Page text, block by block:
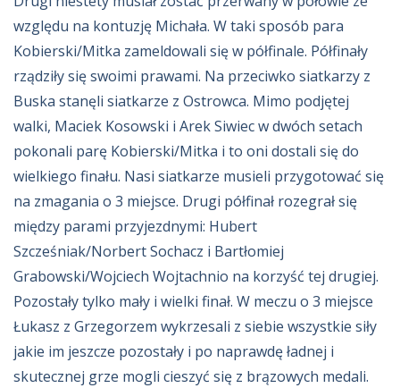
względu na kontuzję Michała. W taki sposób para
Kobierski/Mitka zameldowali się w półfinale. Półfinały
rządziły się swoimi prawami. Na przeciwko siatkarzy z
Buska stanęli siatkarze z Ostrowca. Mimo podjętej
walki, Maciek Kosowski i Arek Siwiec w dwóch setach
pokonali parę Kobierski/Mitka i to oni dostali się do
wielkiego finału. Nasi siatkarze musieli przygotować się
na zmagania o 3 miejsce. Drugi półfinał rozegrał się
między parami przyjezdnymi: Hubert
Szcześniak/Norbert Sochacz i Bartłomiej
Grabowski/Wojciech Wojtachnio na korzyść tej drugiej.
Pozostały tylko mały i wielki finał. W meczu o 3 miejsce
Łukasz z Grzegorzem wykrzesali z siebie wszystkie siły
jakie im jeszcze pozostały i po naprawdę ładnej i
skutecznej grze mogli cieszyć się z brązowych medali.